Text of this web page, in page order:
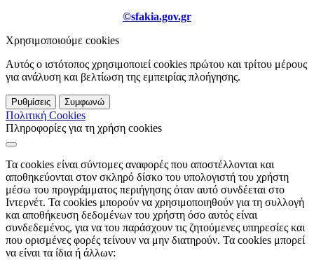
©sfakia.gov.gr
Χρησιμοποιούμε cookies
Αυτός ο ιστότοπος χρησιμοποιεί cookies πρώτου και τρίτου μέρους
για ανάλυση και βελτίωση της εμπειρίας πλοήγησης.
Ρυθμίσεις Συμφωνώ
Πολιτική Cookies
Πληροφορίες για τη χρήση cookies
Τα cookies είναι σύντομες αναφορές που αποστέλλονται και
αποθηκεύονται στον σκληρό δίσκο του υπολογιστή του χρήστη
μέσω του προγράμματος περιήγησης όταν αυτό συνδέεται στο
Ιντερνέτ. Τα cookies μπορούν να χρησιμοποιηθούν για τη συλλογή
και αποθήκευση δεδομένων του χρήστη όσο αυτός είναι
συνδεδεμένος, για να του παράσχουν τις ζητούμενες υπηρεσίες και
που ορισμένες φορές τείνουν να μην διατηρούν. Τα cookies μπορεί
να είναι τα ίδια ή άλλων: